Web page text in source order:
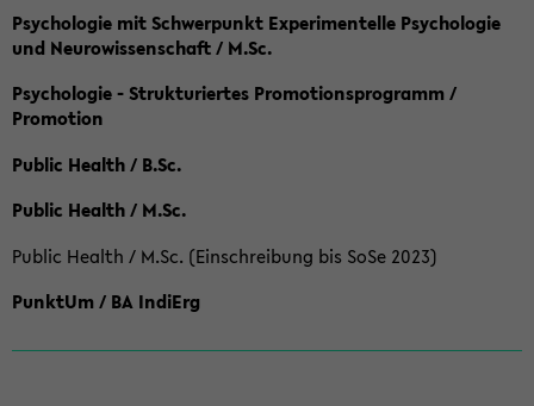
Psychologie mit Schwerpunkt Experimentelle Psychologie
und Neurowissenschaft / M.Sc.
Psychologie - Strukturiertes Promotionsprogramm /
Promotion
Public Health / B.Sc.
Public Health / M.Sc.
Public Health / M.Sc. (Einschreibung bis SoSe 2023)
PunktUm / BA IndiErg